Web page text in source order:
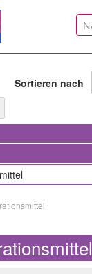
Sortieren nach